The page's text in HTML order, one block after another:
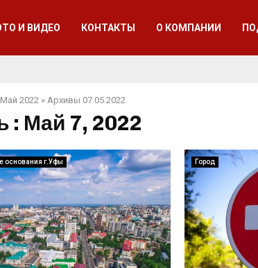
И ВИДЕО КОНТАКТЫ О КОМПАНИИ
Май 2022 » Архивы 07.05.2022
: Май 7, 2022
основания г.Уфы Город